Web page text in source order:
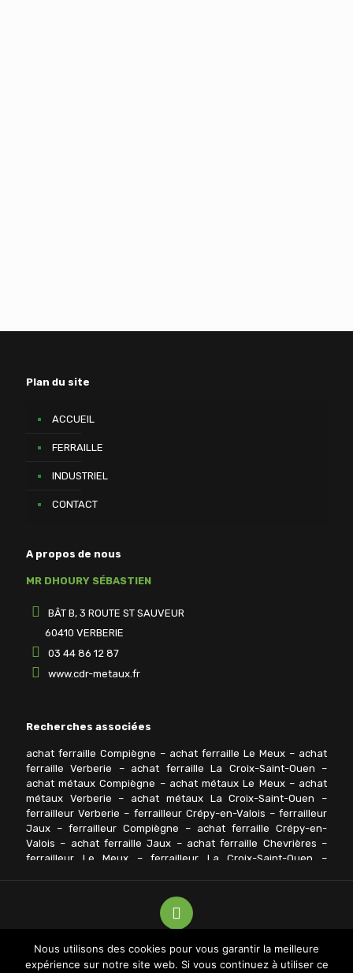
Plan du site
ACCUEIL
FERRAILLE
INDUSTRIEL
CONTACT
A propos de nous
MR DHOURY SÉBASTIEN
BÂT B, 3 ROUTE ST SAUVEUR
60410 VERBERIE
03 44 86 12 87
www.cdr-metaux.fr
Recherches associées
achat ferraille Compiègne – achat ferraille Le Meux – achat
ferraille Verberie –achat ferraille La Croix-Saint-Ouen –
achat métaux Compiègne – achat métaux Le Meux–achat
métaux Verberie –achat métaux La Croix-Saint-Ouen –
ferrailleur Verberie – ferrailleur Crépy-en-Valois –ferrailleur
Jaux – ferrailleur Compiègne – achat ferraille Crépy-en-
Valois – achat ferraille Jaux –achat ferraille Chevrières –
ferrailleur Le Meux –ferrailleur La Croix-Saint-Ouen –
achat métaux Pont-Sainte-Maxence
achat ferraille pont-sainte-maxence
© Copyright 2026 SARL CDR. Tous droits réservés - Site
réalisé par :
Agence de communication
Nous utilisons des cookies pour vous garantir la meilleure
expérience sur notre site web. Si vous continuez à utiliser ce